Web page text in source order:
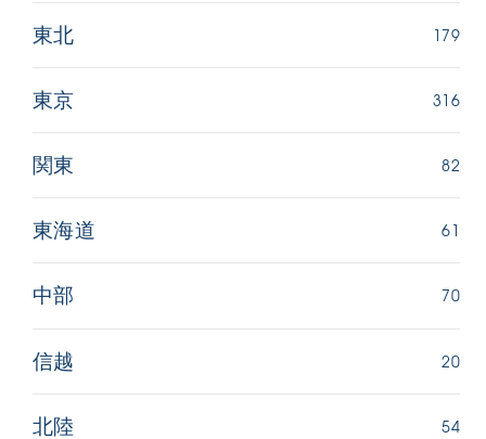
東北 179
東京 316
関東 82
東海道 61
中部 70
信越 20
北陸 54